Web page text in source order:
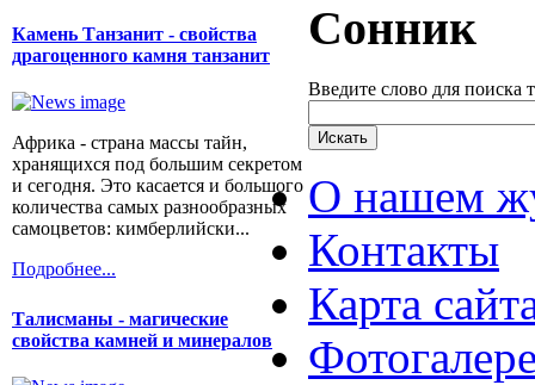
Камень Танзанит - свойства
драгоценного камня танзанит
Африка - страна массы тайн,
хранящихся под большим секретом
и сегодня. Это касается и большого
количества самых разнообразных
самоцветов: кимберлийски...
Подробнее...
Талисманы - магические
свойства камней и минералов
Сонник
Введите слово для поиска
О нашем
Контакты
Карта